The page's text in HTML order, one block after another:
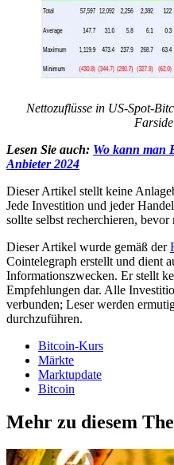
Nettozuflüsse in US-Spot-
Lesen Sie auch: Wo kann man
Anbieter 2024
Dieser Artikel stellt keine
Jede Investition und jeder
sollte selbst recherchieren,
Dieser Artikel wurde gemäß der
Cointelegraph erstellt und dient
Informationszwecken. Er stellt
Empfehlungen dar. Alle
verbunden; Leser werden
durchzuführen.
Bitcoin-Kurs
Märkte
Marktupdate
Bitcoin
Mehr zu diesem